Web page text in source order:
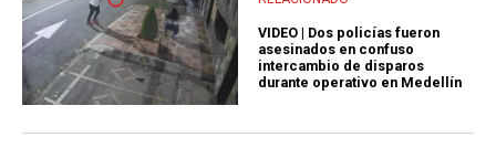
VIDEO | Dos policías fueron
asesinados en confuso
intercambio de disparos
durante operativo en Medellín